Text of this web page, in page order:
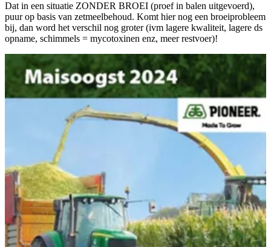
Dat in een situatie ZONDER BROEI (proef in balen uitgevoerd),
puur op basis van zetmeelbehoud. Komt hier nog een broeiprobleem
bij, dan word het verschil nog groter (ivm lagere kwaliteit, lagere ds
opname, schimmels = mycotoxinen enz, meer restvoer)!